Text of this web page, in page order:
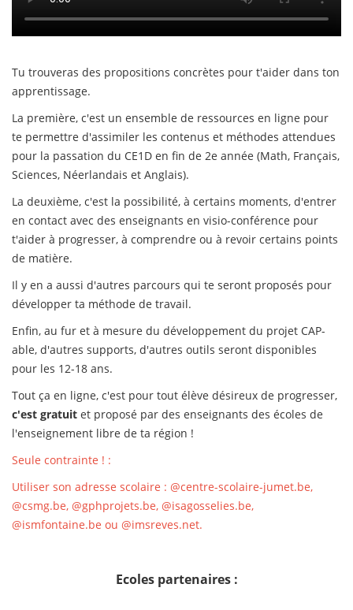
Tu trouveras des propositions concrètes pour t'aider dans ton
apprentissage.
La première, c'est un ensemble de ressources en ligne pour
te permettre d'assimiler les contenus et méthodes attendues
pour la passation du CE1D en fin de 2e année (Math, Français,
Sciences, Néerlandais et Anglais).
La deuxième, c'est la possibilité, à certains moments, d'entrer
en contact avec des enseignants en visio-conférence pour
t'aider à progresser, à comprendre ou à revoir certains points
de matière.
Il y en a aussi d'autres parcours qui te seront proposés pour
développer ta méthode de travail.
Enfin, au fur et à mesure du développement du projet CAP-
able, d'autres supports, d'autres outils seront disponibles
pour les 12-18 ans.
Tout ça en ligne, c'est pour tout élève désireux de progresser,
c'est gratuit et proposé par des enseignants des écoles de
l'enseignement libre de ta région !
Seule contrainte ! :
Utiliser son adresse scolaire : @centre-scolaire-jumet.be,
@csmg.be, @gphprojets.be, @isagosselies.be,
@ismfontaine.be ou @imsreves.net.
Ecoles partenaires :